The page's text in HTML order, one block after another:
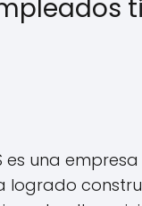
es una
logrado